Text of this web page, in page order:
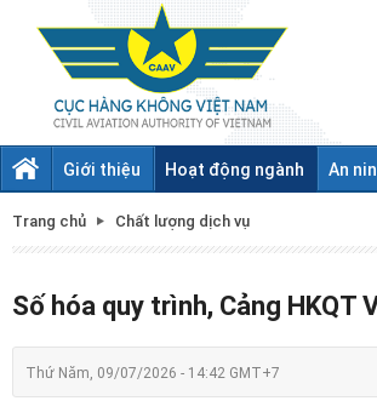
Giới thiệu Hoạt động ngành An
Trang chủ Chất lượng dịch vụ
Số hóa quy trình, Cảng
Thứ Năm, 09/07/2026 - 14:42 GMT+7